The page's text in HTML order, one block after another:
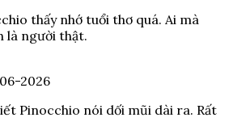
thấy nhớ tuổi thơ quá. Ai mà
là người thật.
2026
Pinocchio nói dối mũi dài ra. Rất